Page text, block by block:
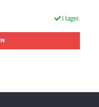
I lager.